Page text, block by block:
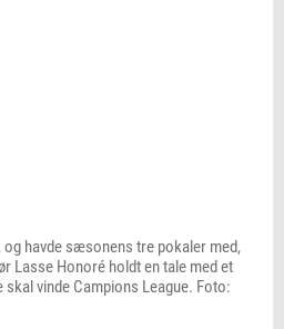
og havde sæsonens tre pokaler med,
Lasse Honoré holdt en tale med et
vinde Campions League. Foto: